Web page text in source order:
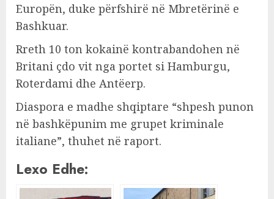
Europën, duke përfshirë në Mbretërinë e
Bashkuar.
Rreth 10 ton kokainë kontrabandohen në
Britani çdo vit nga portet si Hamburgu,
Roterdami dhe Antëerp.
Diaspora e madhe shqiptare “shpesh punon
në bashkëpunim me grupet kriminale
italiane”, thuhet në raport.
Lexo Edhe: